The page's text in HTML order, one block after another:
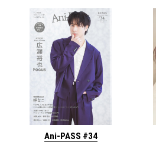
Ani-PASS #34